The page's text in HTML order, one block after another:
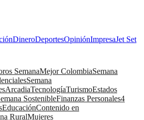
DineroDeportesOpiniónImpresaJet Set
SemanaMejor ColombiaSemana
Semana
ArcadiaTecnologíaTurismoEstados
SostenibleFinanzas Personales4
EducaciónContenido en
RuralMujeres